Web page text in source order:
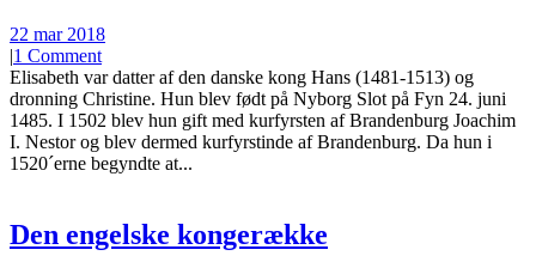
22 mar 2018
|1 Comment
Elisabeth var datter af den danske kong Hans (1481-1513) og
dronning Christine. Hun blev født på Nyborg Slot på Fyn 24. juni
1485. I 1502 blev hun gift med kurfyrsten af Brandenburg Joachim
I. Nestor og blev dermed kurfyrstinde af Brandenburg. Da hun i
1520´erne begyndte at...
Den engelske kongerække